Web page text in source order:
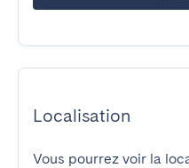
Localisation
Vous pourrez voir la